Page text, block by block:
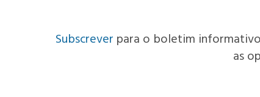
Subscrever para o boletim
as